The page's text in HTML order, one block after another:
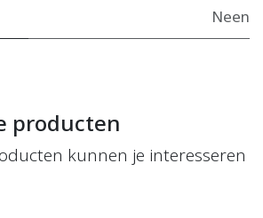
Neen
producten
kunnen je interesseren